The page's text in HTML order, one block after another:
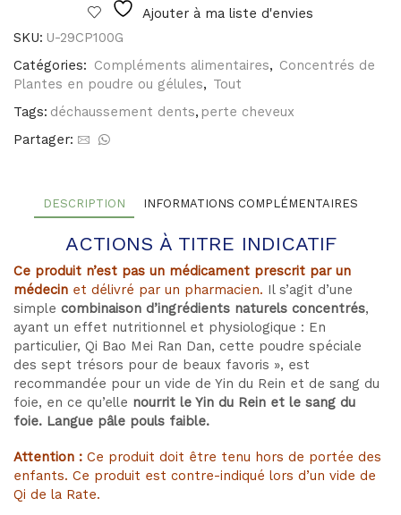
Ran
Ajouter à ma liste d'envies
SKU: U-29CP100G
Catégories: Compléments alimentaires, Concentrés de
Plantes en poudre ou gélules, Tout
Tags: déchaussement dents, perte cheveux
Partager:
DESCRIPTION INFORMATIONS COMPLÉMENTAIRES
ACTIONS À TITRE INDICATIF
Ce produit n’est pas un médicament prescrit par un
médecin et délivré par un pharmacien. Il s’agit d’une
simple combinaison d’ingrédients naturels concentrés,
ayant un effet nutritionnel et physiologique : En
particulier, Qi Bao Mei Ran Dan, cette poudre spéciale
des sept trésors pour de beaux favoris », est
recommandée pour un vide de Yin du Rein et de sang du
foie, en ce qu’elle nourrit le Yin du Rein et le sang du
foie. Langue pâle pouls faible.
Attention : Ce produit doit être tenu hors de portée des
enfants. Ce produit est contre-indiqué lors d’un vide de
Qi de la Rate.